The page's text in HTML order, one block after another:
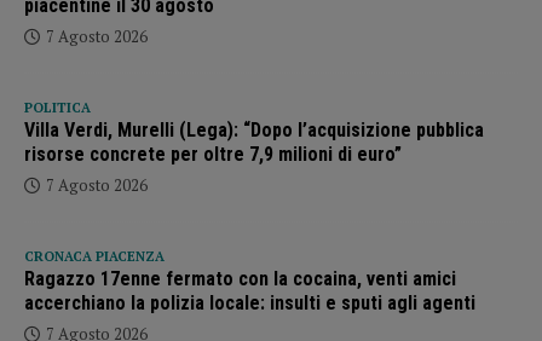
piacentine il 30 agosto
7 Agosto 2026
POLITICA
Villa Verdi, Murelli (Lega): “Dopo l’acquisizione pubblica
risorse concrete per oltre 7,9 milioni di euro”
7 Agosto 2026
CRONACA PIACENZA
Ragazzo 17enne fermato con la cocaina, venti amici
accerchiano la polizia locale: insulti e sputi agli agenti
7 Agosto 2026